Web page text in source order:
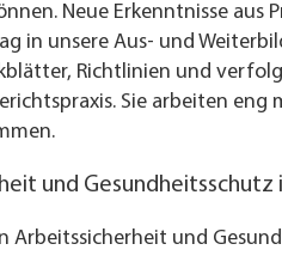
Neue Erkenntnisse aus
in unsere Aus- und
Richtlinien und
Sie arbeiten
und Gesundheitsschutz
Arbeitssicherheit und